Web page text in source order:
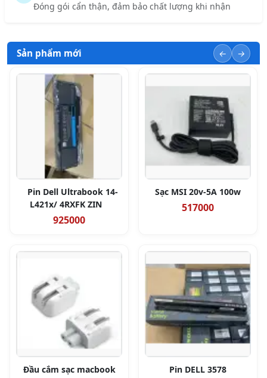
Đóng gói cẩn thận, đảm bảo chất lượng khi nhận
Sản phẩm mới
Pin Dell Ultrabook 14-
L421x/ 4RXFK ZIN
925000
Sạc MSI 20v-5A 100w
517000
Đầu cắm sạc macbook Pin DELL 3578